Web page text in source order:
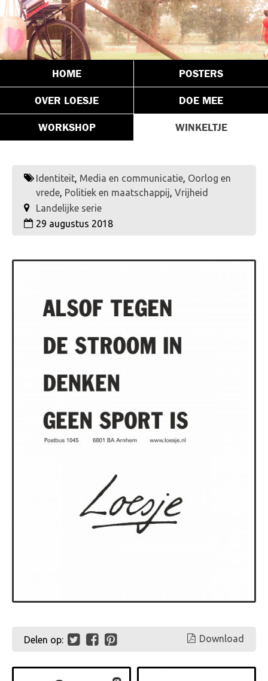
HOME POSTERS
OVER LOESJE DOE MEE
WORKSHOP WINKELTJE
Identiteit, Media en communicatie, Oorlog en
vrede, Politiek en maatschappij, Vrijheid
Landelijke serie
29 augustus 2018
Delen op: Download